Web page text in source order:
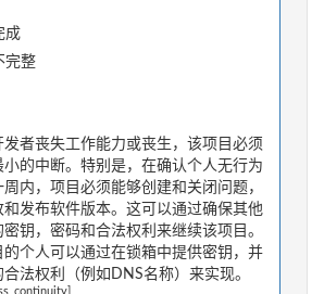
成
完整
者丧失工作能力或丧生，该项目必须
小的中断。特别是，在确认个人无行为
内，项目必须能够创建和关闭问题，
发布软件版本。这可以通过确保其他
钥，密码和合法权利来继续该项目。
的个人可以通过在锁箱中提供密钥，并
法权利（例如DNS名称）来实现。